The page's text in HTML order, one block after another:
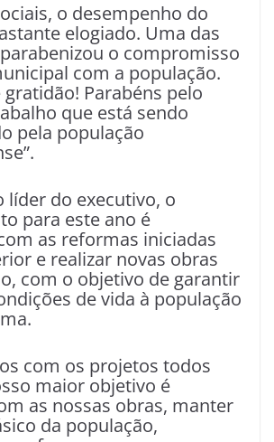
o desempenho do
elogiado. Uma das
o compromisso
com a população.
gratidão! Parabéns pelo
que está sendo
pela população
líder do executivo, o
para este ano é
as reformas iniciadas
e realizar novas obras
com o objetivo de garantir
de vida à população
com os projetos todos
maior objetivo é
as nossas obras, manter
da população,